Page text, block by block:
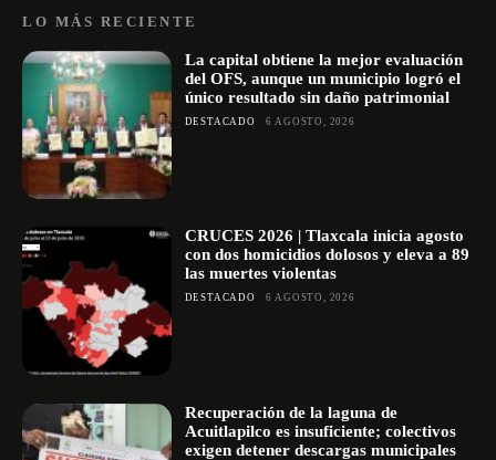
LO MÁS RECIENTE
La capital obtiene la mejor evaluación
del OFS, aunque un municipio logró el
único resultado sin daño patrimonial
DESTACADO 6 AGOSTO, 2026
CRUCES 2026 | Tlaxcala inicia agosto
con dos homicidios dolosos y eleva a 89
las muertes violentas
DESTACADO 6 AGOSTO, 2026
Recuperación de la laguna de
Acuitlapilco es insuficiente; colectivos
exigen detener descargas municipales